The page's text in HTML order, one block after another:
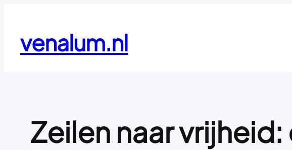
inhoudvenalum.nl
Zeilen naar